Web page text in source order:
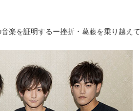
楽を証明するー挫折・葛藤を乗り越え